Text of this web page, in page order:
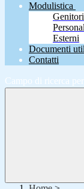
Modulistica
Esterni
Documenti
Contatti
Campo di ricerca